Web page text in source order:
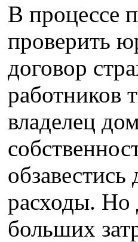
В процессе
проверить
договор
работников
владелец
расходы. Но
больших